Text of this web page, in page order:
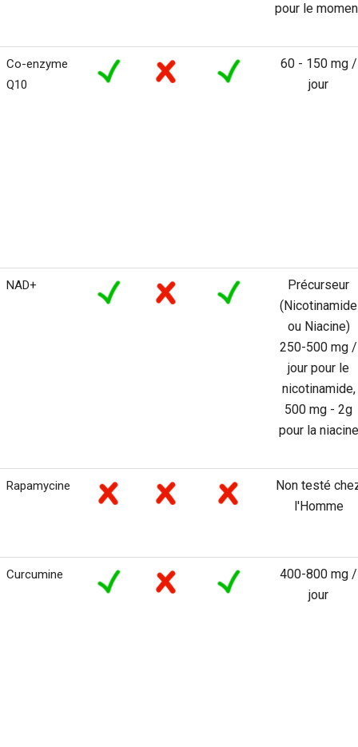
pour le
Co-enzyme
Q10
60 - 150 mg /
jour
NAD+
Précurseur
(Nicotinamide
ou Niacine)
250-500 mg /
jour pour le
nicotinamide,
500 mg - 2g
pour la niacine
Rapamycine
Non testé
l'Homme
Curcumine
400-800 mg /
jour